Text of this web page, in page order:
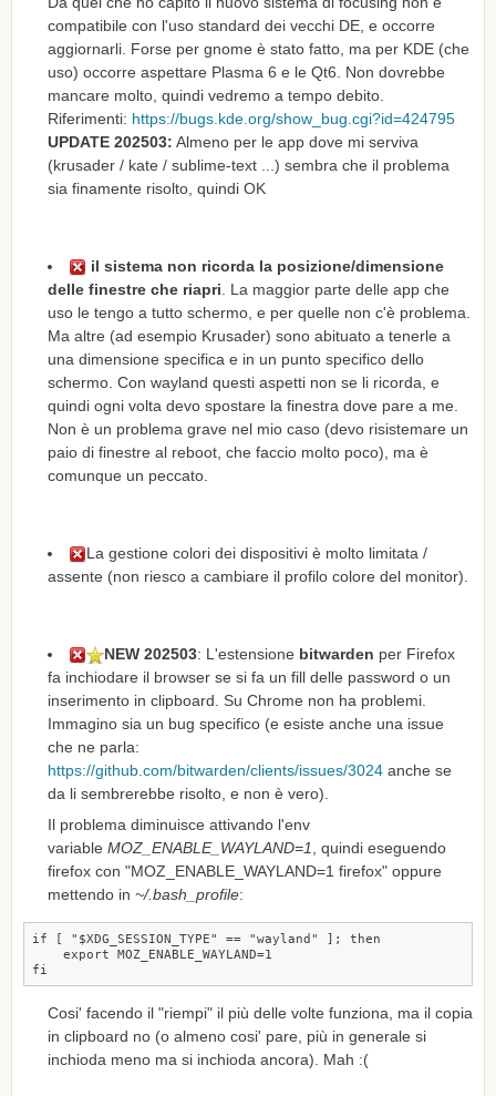
compatibile con l'uso standard dei vecchi DE, e occorre
aggiornarli. Forse per gnome è stato fatto, ma per KDE (che
uso) occorre aspettare Plasma 6 e le Qt6. Non dovrebbe
mancare molto, quindi vedremo a tempo debito.
Riferimenti: https://bugs.kde.org/show_bug.cgi?id=424795
UPDATE 202503: Almeno per le app dove mi serviva
(krusader / kate / sublime-text ...) sembra che il problema
sia finamente risolto, quindi OK
il sistema non ricorda la posizione/dimensione
delle finestre che riapri . La maggior parte delle app che
uso le tengo a tutto schermo, e per quelle non c'è problema.
Ma altre (ad esempio Krusader) sono abituato a tenerle a
una dimensione specifica e in un punto specifico dello
schermo. Con wayland questi aspetti non se li ricorda, e
quindi ogni volta devo spostare la finestra dove pare a me.
Non è un problema grave nel mio caso (devo risistemare un
paio di finestre al reboot, che faccio molto poco), ma è
comunque un peccato.
La gestione colori dei dispositivi è molto limitata /
assente (non riesco a cambiare il profilo colore del monitor).
NEW 202503: L'estensione bitwarden per Firefox
fa inchiodare il browser se si fa un fill delle password o un
inserimento in clipboard. Su Chrome non ha problemi.
Immagino sia un bug specifico (e esiste anche una issue
che ne parla:
https://github.com/bitwarden/clients/issues/3024 anche se
da li sembrerebbe risolto, e non è vero).
Il problema diminuisce attivando l'env
variable MOZ_ENABLE_WAYLAND=1
, quindi eseguendo
firefox con "MOZ_ENABLE_WAYLAND=1 firefox" oppure
mettendo in ~/.bash_profile:
if [ "$XDG_SESSION_TYPE" == "wayland" ]; then
export MOZ_ENABLE_WAYLAND=1
fi
Cosi' facendo il "riempi" il più delle volte funziona, ma il copia
in clipboard no (o almeno cosi' pare, più in generale si
inchioda meno ma si inchioda ancora). Mah :(